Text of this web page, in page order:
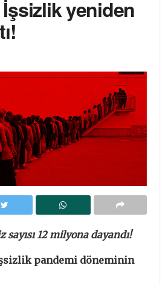
yeniden
sayısı 12 milyona dayandı!
pandemi döneminin